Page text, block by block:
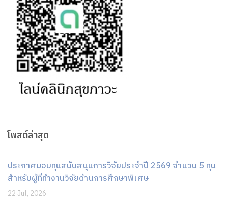
โพสต์ล่าสุด
ประกาศมอบทุนสนับสนุนการวิจัยประจำปี 2569 จำนวน 5 ทุน
สำหรับผู้ที่ทำงานวิจัยด้านการศึกษาพิเศษ
22 Jul, 2026